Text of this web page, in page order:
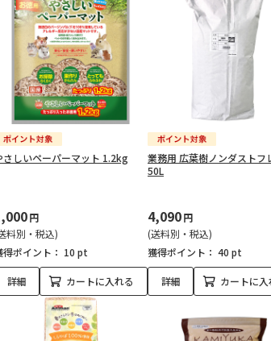
さしいペーパーマット 1.2kg
円
料別・税込)
得ポイント： 10 pt
詳細 カートに入れる
業務用 広葉樹ノンダストフ
50L
4,090円
(送料別・税込)
獲得ポイント： 40 pt
詳細 カートに入